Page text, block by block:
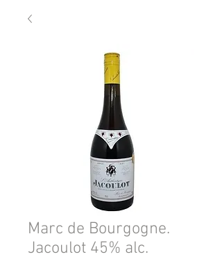
Marc de Bourgogne.
Jacoulot 45% alc.